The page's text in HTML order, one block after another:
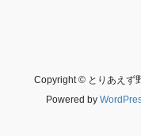
Copyright © とりあえず
Powered by